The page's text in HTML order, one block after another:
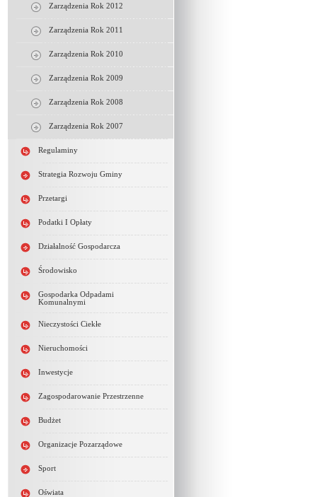
Zarządzenia Rok 2012
Zarządzenia Rok 2011
Zarządzenia Rok 2010
Zarządzenia Rok 2009
Zarządzenia Rok 2008
Zarządzenia Rok 2007
Regulaminy
Strategia Rozwoju Gminy
Przetargi
Podatki I Opłaty
Działalność Gospodarcza
Środowisko
Gospodarka Odpadami
Komunalnymi
Nieczystości Ciekłe
Nieruchomości
Inwestycje
Zagospodarowanie Przestrzenne
Budżet
Organizacje Pozarządowe
Sport
Oświata